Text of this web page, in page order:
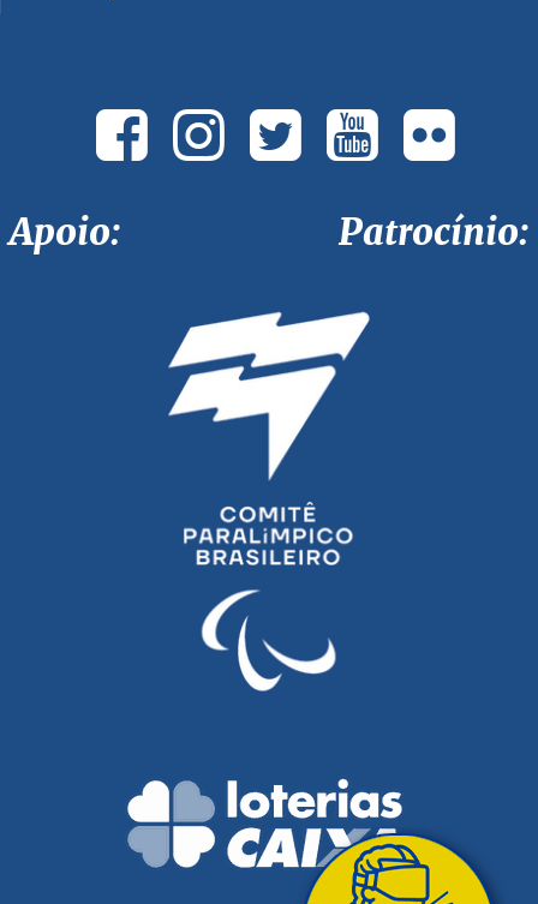
Apoio: Patrocínio: